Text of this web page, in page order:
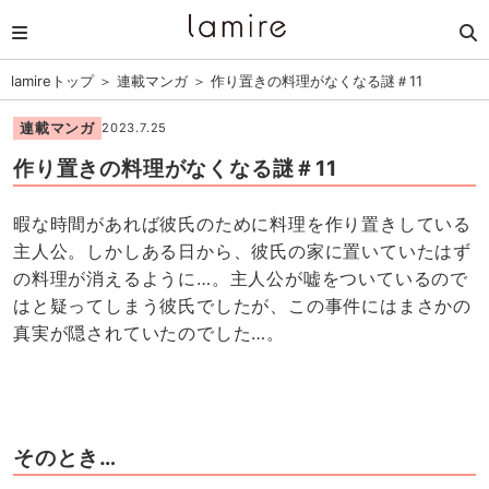
lamireトップ＞ 連載マンガ＞ 作り置きの料理がなくなる謎＃11
連載マンガ 2023.7.25
作り置きの料理がなくなる謎＃11
暇な時間があれば彼氏のために料理を作り置きしている
主人公。しかしある日から、彼氏の家に置いていたはず
の料理が消えるように…。主人公が嘘をついているので
はと疑ってしまう彼氏でしたが、この事件にはまさかの
真実が隠されていたのでした…。
そのとき…